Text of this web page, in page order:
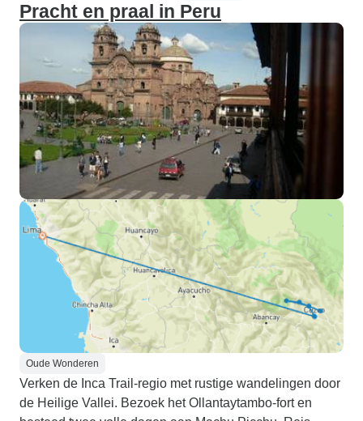
Pracht en praal in Peru
Oude Wonderen
Verken de Inca Trail-regio met rustige wandelingen door
de Heilige Vallei. Bezoek het Ollantaytambo-fort en